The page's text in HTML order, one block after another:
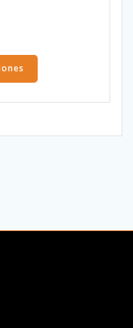
Este
tiene
múltiples